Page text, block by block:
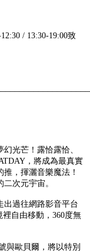
/ 13:30-19:00致
光芒！露恰露恰、
，將成為最真實
，揮灑音樂魔法！
次元宇宙。​
出過往網路影音平台
自由移動，360度無
與歐貝爾，將以特別